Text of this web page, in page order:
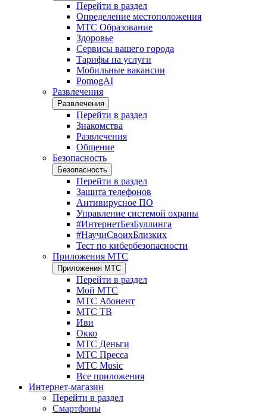
Перейти в раздел
Определение местоположения
МТС Образование
Здоровье
Сервисы вашего города
Тарифы на услуги
Мобильные вакансии
PomogAI
Развлечения
Развлечения
Перейти в раздел
Знакомства
Развлечения
Общение
Безопасность
Безопасность
Перейти в раздел
Защита телефонов
Антивирусное ПО
Управление системой охраны
#ИнтернетБезБуллинга
#НаучиСвоихБлизких
Тест по кибербезопасности
Приложения МТС
Приложения МТС
Перейти в раздел
Мой МТС
МТС Абонент
МТС ТВ
Иви
Окко
МТС Деньги
МТС Пресса
МТС Music
Все приложения
Интернет-магазин
Перейти в раздел
Смартфоны